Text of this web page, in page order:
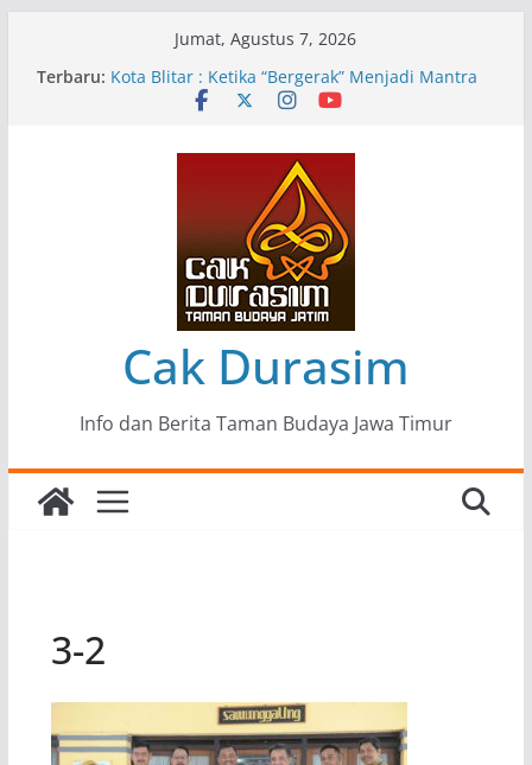
Jumat, Agustus 7, 2026
Terbaru: Pameran Lukisan Komunitas Patria Seni Rupa
Kota Blitar : Ketika “Bergerak” Menjadi Mantra
Mengupas Sunyi dan Luka di Balik “Samaleak”
Menjaga Marwah Seni dan Budaya: Catatan
Kunjungan Kerja Ir. Bambang Haryo Soekartono
(BHS) Anggota DPR RI ke Taman Budaya Jawa
Pameran Tunggal 35 Karya Agus Koecink
“Tumbang Tambang”, Ungkapan Kritis Tentang
Derita Pekerja Pertambangan
Cak Durasim
Info dan Berita Taman Budaya Jawa Timur
3-2